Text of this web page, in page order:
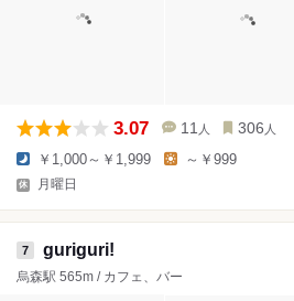
3.07 11 人 306 人
￥1,000～￥1,999 ～￥999
月曜日
7 guriguri!
烏森駅 565m / カフェ、バー